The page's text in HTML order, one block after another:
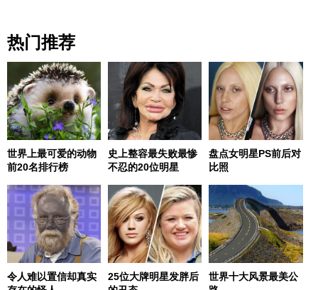
热门推荐
世界上最可爱的动物
前20名排行榜
史上整容最失败最惨
不忍的20位明星
盘点女明星PS前后对
比照
令人难以置信却真实
25位大牌明星发胖后
世界十大风景最美公